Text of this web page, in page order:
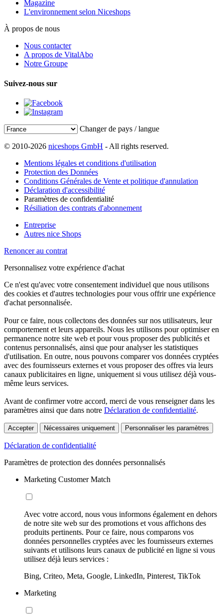
Magazine
L'environnement selon Niceshops
À propos de nous
Nous contacter
A propos de VitalAbo
Notre Groupe
Suivez-nous sur
Changer de pays / langue
© 2010-2026 niceshops GmbH - All rights reserved.
Mentions légales et conditions d'utilisation
Protection des Données
Conditions Générales de Vente et politique d'annulation
Déclaration d'accessibilité
Paramètres de confidentialité
Résiliation des contrats d'abonnement
Entreprise
Autres nice Shops
Renoncer au contrat
Personnalisez votre expérience d'achat
Ce n'est qu'avec votre consentement individuel que nous utilisons
des cookies et d'autres technologies pour vous offrir une expérience
d'achat personnalisée.
Pour ce faire, nous collectons des données sur nos utilisateurs, leur
comportement et leurs appareils. Nous les utilisons pour optimiser en
permanence notre site web et pour vous proposer des publicités et
contenus personnalisés, ainsi que pour analyser les statistiques
d'utilisation. En outre, nous pouvons comparer vos données cryptées
avec des fournisseurs externes et vous proposer des offres via leurs
canaux publicitaires en ligne, uniquement si vous utilisez déjà vous-
même leurs services.
Avant de confirmer votre accord, merci de vous renseigner dans les
paramètres ainsi que dans notre Déclaration de confidentialité.
Accepter Nécessaires uniquement Personnaliser les paramètres
Déclaration de confidentialité
Paramètres de protection des données personnalisés
Marketing Customer Match
Avec votre accord, nous vous informons également en dehors
de notre site web sur des promotions et vous affichons des
produits pertinents. Pour ce faire, nous comparons vos
données personnelles cryptées avec les fournisseurs externes
suivants et utilisons leurs canaux de publicité en ligne si vous
utilisez déjà leurs services :
Bing, Criteo, Meta, Google, LinkedIn, Pinterest, TikTok
Marketing